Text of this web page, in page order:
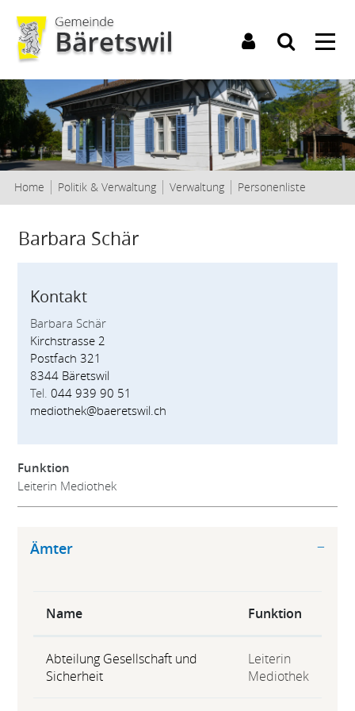
Home Politik & Verwaltung Verwaltung Personenliste
Inhalt
Barbara Schär
Kontakt
Barbara Schär
Kirchstrasse 2
Postfach 321
8344 Bäretswil
Tel. 044 939 90 51
mediothek@baeretswil.ch
Funktion
Leiterin Mediothek
Zugehörige Objekte
Ämter
Name Funktion
Abteilung Gesellschaft und
Sicherheit
Leiterin
Mediothek